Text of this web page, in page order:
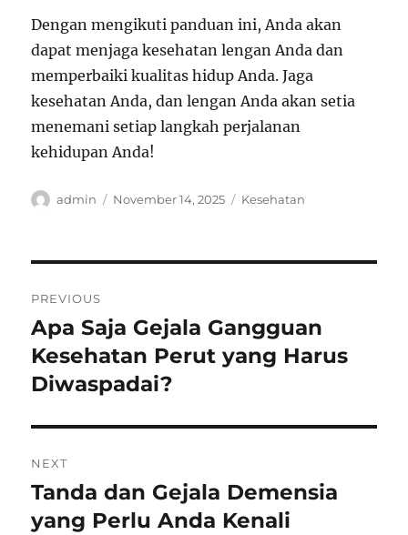
Dengan mengikuti panduan ini, Anda akan
dapat menjaga kesehatan lengan Anda dan
memperbaiki kualitas hidup Anda. Jaga
kesehatan Anda, dan lengan Anda akan setia
menemani setiap langkah perjalanan
kehidupan Anda!
Author
admin
Posted
November 14, 2025 Categories
Kesehatan
navigation
PREVIOUS
Previous
post:
Apa Saja Gejala Gangguan
Kesehatan Perut yang Harus
Diwaspadai?
NEXT
Next
post:
Tanda dan Gejala Demensia
yang Perlu Anda Kenali